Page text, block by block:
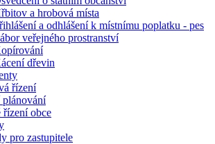
a hrobová místa
a odhlášení k místnímu poplatku - pes
veřejného prostranství
dřevin
řízení
obce
pro zastupitele